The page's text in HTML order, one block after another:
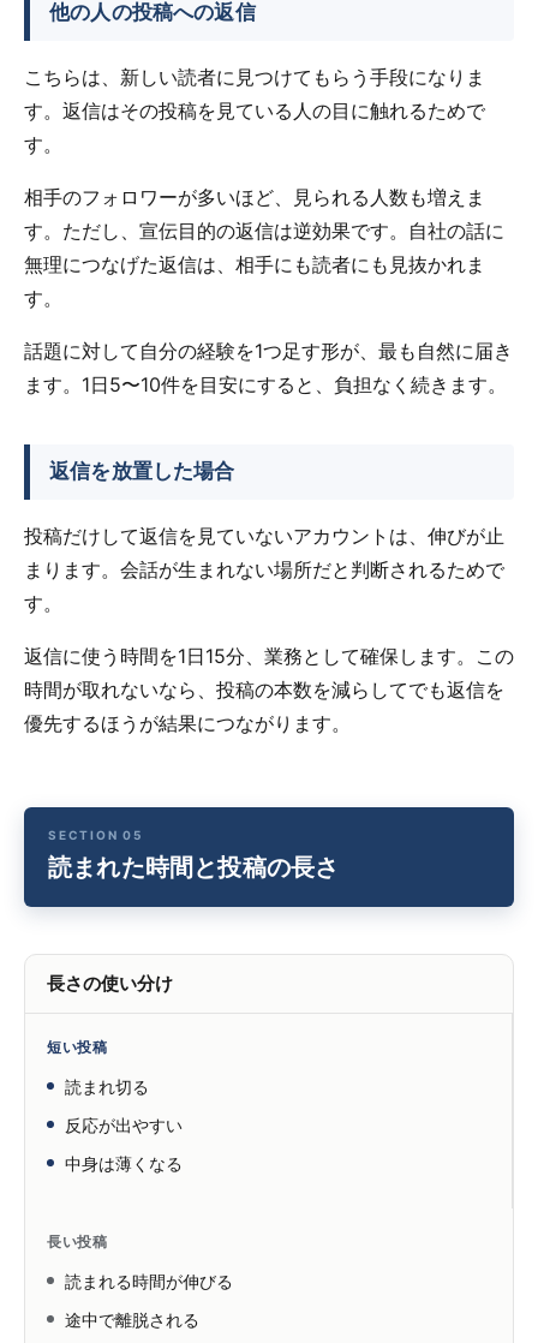
他の人の投稿への返信
こちらは、新しい読者に見つけてもらう手段になりま
す。返信はその投稿を見ている人の目に触れるためで
す。
相手のフォロワーが多いほど、見られる人数も増えま
す。ただし、宣伝目的の返信は逆効果です。自社の話に
無理につなげた返信は、相手にも読者にも見抜かれま
す。
話題に対して自分の経験を1つ足す形が、最も自然に届き
ます。1日5〜10件を目安にすると、負担なく続きます。
返信を放置した場合
投稿だけして返信を見ていないアカウントは、伸びが止
まります。会話が生まれない場所だと判断されるためで
す。
返信に使う時間を1日15分、業務として確保します。この
時間が取れないなら、投稿の本数を減らしてでも返信を
優先するほうが結果につながります。
読まれた時間と投稿の長さ
長さの使い分け
短い投稿
読まれ切る
反応が出やすい
中身は薄くなる
長い投稿
読まれる時間が伸びる
途中で離脱される